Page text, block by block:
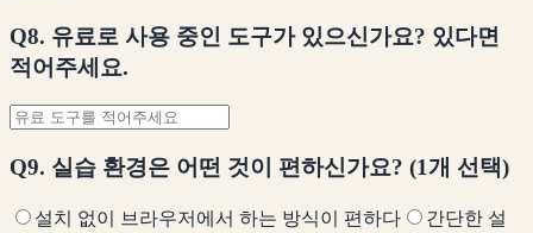
Q8. 유료로 사용 중인 도구가 있으신가요? 있다면
적어주세요.
Q9. 실습 환경은 어떤 것이 편하신가요? (1개 선택)
설치 없이 브라우저에서 하는 방식이 편하다 간단한 설